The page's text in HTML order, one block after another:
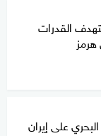
القدرات
على إيران